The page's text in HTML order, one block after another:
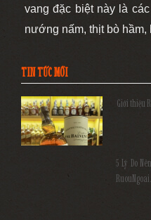
vang đặc biệt này là
nướng nấm, thịt bò
TIN TỨC MỚI
Giới thiệu
5 Lý Do